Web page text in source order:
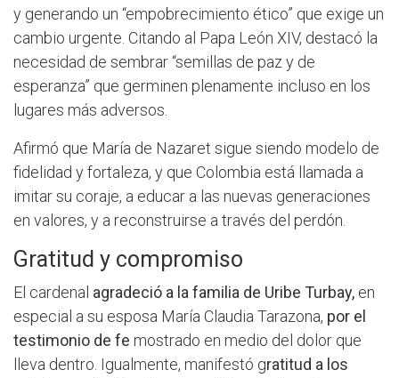
y generando un “empobrecimiento ético” que exige un
cambio urgente. Citando al Papa León XIV, destacó la
necesidad de sembrar “semillas de paz y de
esperanza” que germinen plenamente incluso en los
lugares más adversos.
Afirmó que María de Nazaret sigue siendo modelo de
fidelidad y fortaleza, y que Colombia está llamada a
imitar su coraje, a educar a las nuevas generaciones
en valores, y a reconstruirse a través del perdón.
Gratitud y compromiso
El cardenal agradeció a la familia de Uribe Turbay, en
especial a su esposa María Claudia Tarazona, por el
testimonio de fe mostrado en medio del dolor que
lleva dentro. Igualmente, manifestó gratitud a los